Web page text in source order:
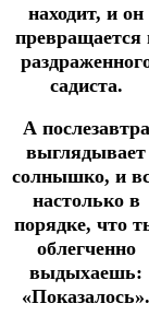
находит, и он
превращается
садиста.
А послезавтра
выглядывает
солнышко, и
настолько в
порядке, что
облегченно
выдыхаешь:
«Показалось».